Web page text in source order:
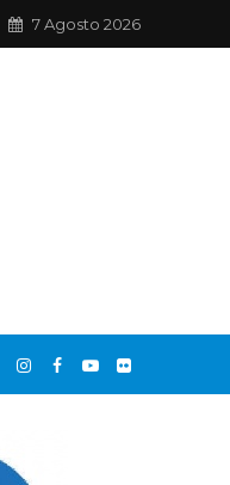
7 Agosto 2026